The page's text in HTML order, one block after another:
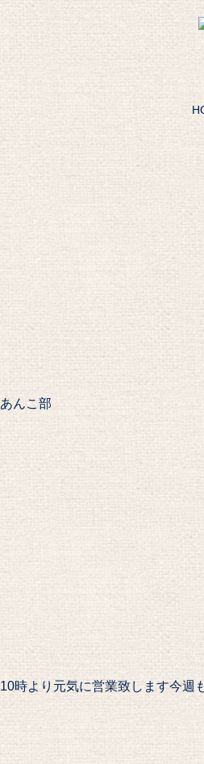
あんこ部
10時より元気に営業致します️今週